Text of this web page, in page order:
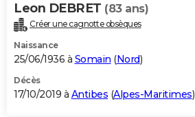
Leon DEBRET (83 ans)
Créer une cagnotte obsèques
Naissance
25/06/1936 à Somain (Nord)
Décès
17/10/2019 à Antibes (Alpes-Maritimes)